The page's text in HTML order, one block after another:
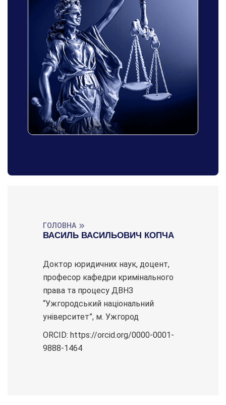
ГОЛОВНА
ВАСИЛЬ ВАСИЛЬОВИЧ КОПЧА
Доктор юридичних наук, доцент,
професор кафедри кримінального
права та процесу ДВНЗ
“Ужгородський національний
університет”, м. Ужгород
ORCID: https://orcid.org/0000-0001-
9888-1464